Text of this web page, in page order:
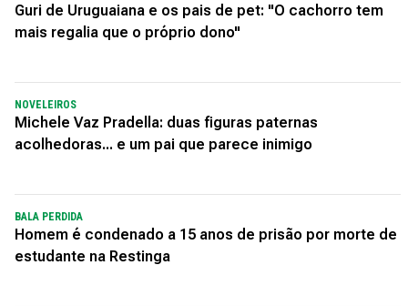
Guri de Uruguaiana e os pais de pet: "O cachorro tem
mais regalia que o próprio dono"
NOVELEIROS
Michele Vaz Pradella: duas figuras paternas
acolhedoras... e um pai que parece inimigo
BALA PERDIDA
Homem é condenado a 15 anos de prisão por morte de
estudante na Restinga